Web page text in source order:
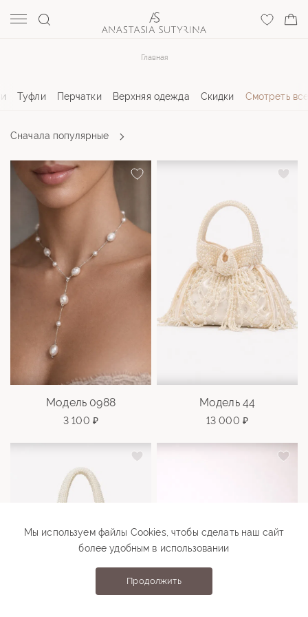
Главная
Сначала популярные
Туфли Перчатки Верхняя одежда Скидки Смотреть
Модель 0988
3 100 ₽
Модель 44
13 000 ₽
Мы используем файлы Cookies, чтобы сделать наш сайт
более удобным в использовании
Продолжить